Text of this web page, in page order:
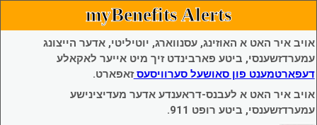
myBenefits Alerts
אויב איר האט א האוזינג, עסנווארג, יוטיליטי, אדער הייצונג
עמערדזשענסי, ביטע פארבינדט זיך מיט אייער לאקאלע
דעפארטמענט פון סאושעל סערוויסעסזאפארט.
אויב איר האט א לעבנס-דראענדע אדער מעדיצינישע
עמערדזשענסי, ביטע רופט 911.